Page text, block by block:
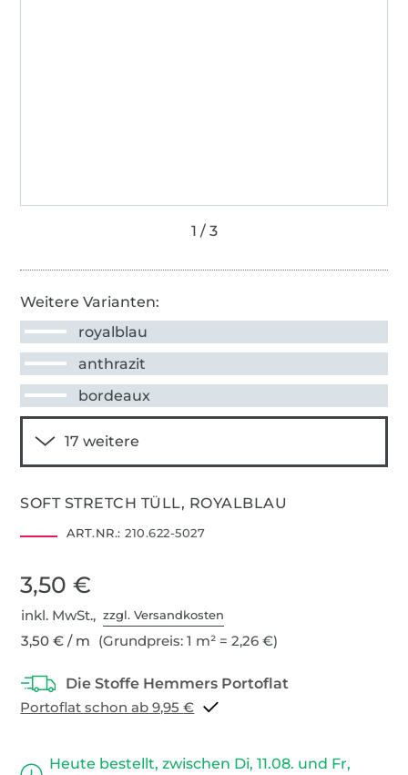
Weitere Varianten:
royalblau
anthrazit
bordeaux
SOFT STRETCH TÜLL, ROYALBLAU
ART.NR.: 210.622-5027
3,50 €
inkl. MwSt.,zzgl. Versandkosten
3,50 € / m (Grundpreis: 1 m² = 2,26 €)
Portoflat schon ab 9,95 €
Heute bestellt, zwischen Di, 11.08. und Fr,